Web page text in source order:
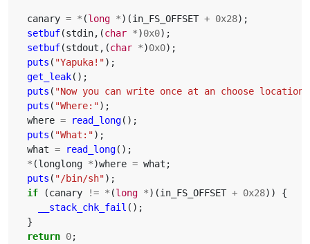
canary = * (long *)(in_FS_OFFSET + 0x28);
setbuf(stdin,(char *)0x0);
setbuf(stdout ,(char *)0x0);
puts ( "Yapuka!");
get_leak();
puts ( "Now you can write once at an choose
puts ( "Where:");
where = read_long();
puts ( "What:");
what = read_long();
* (longlong *)where = what ;
puts ( "/bin/sh");
if
(canary != * (long *)(in_FS_OFFSET + 0x28))
{
__stack_chk_fail ();
}
return 0;